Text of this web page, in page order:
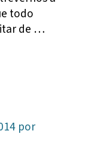
todo
de …
por